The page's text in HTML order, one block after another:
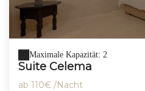
Maximale Kapazität: 2
Suite Celema
ab 110€ /Nacht